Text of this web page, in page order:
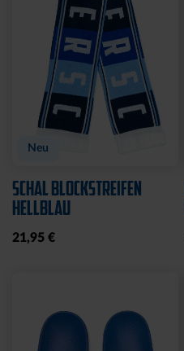
Neu
SCHAL BLOCKSTREIFEN
HELLBLAU
21,95 €